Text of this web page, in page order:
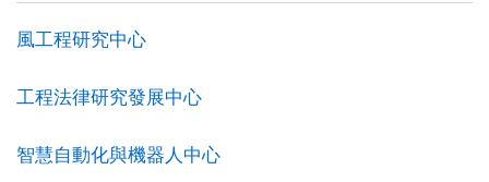
風工程研究中心
工程法律研究發展中心
智慧自動化與機器人中心